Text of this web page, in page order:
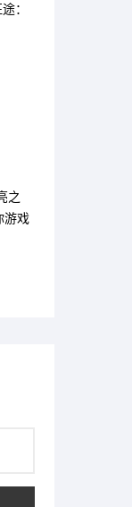
：
之
游戏